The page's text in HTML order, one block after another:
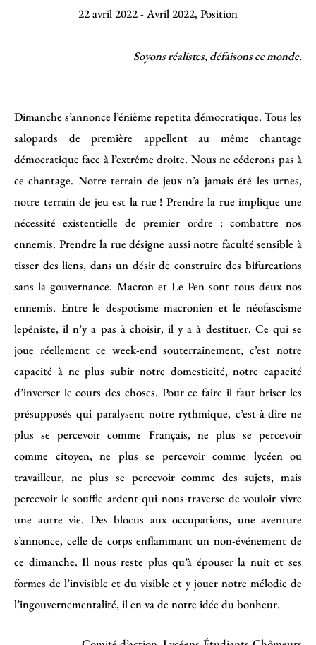
22 avril 2022-Avril 2022,Position
Soyons réalistes, défaisons ce monde.
Dimanche s’annonce l’énième repetita démocratique. Tous les
salopards de première appellent au même chantage
démocratique face à l’extrême droite. Nous ne céderons pas à
ce chantage. Notre terrain de jeux n’a jamais été les urnes,
notre terrain de jeu est la rue ! Prendre la rue implique une
nécessité existentielle de premier ordre : combattre nos
ennemis. Prendre la rue désigne aussi notre faculté sensible à
tisser des liens, dans un désir de construire des bifurcations
sans la gouvernance. Macron et Le Pen sont tous deux nos
ennemis. Entre le despotisme macronien et le néofascisme
lepéniste, il n’y a pas à choisir, il y a à destituer. Ce qui se
joue réellement ce week-end souterrainement, c’est notre
capacité à ne plus subir notre domesticité, notre capacité
d’inverser le cours des choses. Pour ce faire il faut briser les
présupposés qui paralysent notre rythmique, c’est-à-dire ne
plus se percevoir comme Français, ne plus se percevoir
comme citoyen, ne plus se percevoir comme lycéen ou
travailleur, ne plus se percevoir comme des sujets, mais
percevoir le souffle ardent qui nous traverse de vouloir vivre
une autre vie. Des blocus aux occupations, une aventure
s’annonce, celle de corps enflammant un non-événement de
ce dimanche. Il nous reste plus qu’à épouser la nuit et ses
formes de l’invisible et du visible et y jouer notre mélodie de
l’ingouvernementalité, il en va de notre idée du bonheur.